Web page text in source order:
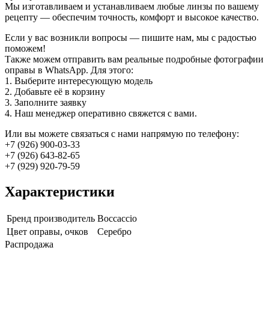
Мы изготавливаем и устанавливаем любые линзы по вашему
рецепту — обеспечим точность, комфорт и высокое качество.
Если у вас возникли вопросы — пишите нам, мы с радостью
поможем!
Также можем отправить вам реальные подробные фотографии
оправы в WhatsApp. Для этого:
1. Выберите интересующую модель
2. Добавьте её в корзину
3. Заполните заявку
4. Наш менеджер оперативно свяжется с вами.
Или вы можете связаться с нами напрямую по телефону:
+7 (926) 900-03-33
+7 (926) 643-82-65
+7 (929) 920-79-59
Характеристики
Бренд производитель Boccaccio
Цвет оправы, очков
Серебро
Распродажа